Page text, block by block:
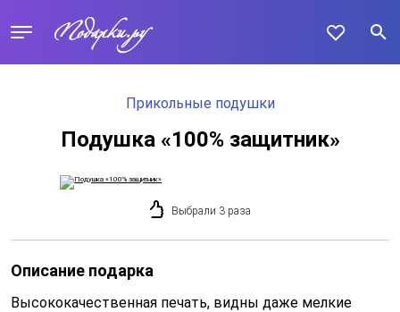
Прикольные подушки
Подушка «100% защитник»
Выбрали 3 раза
Описание подарка
Высококачественная печать, видны даже мелкие